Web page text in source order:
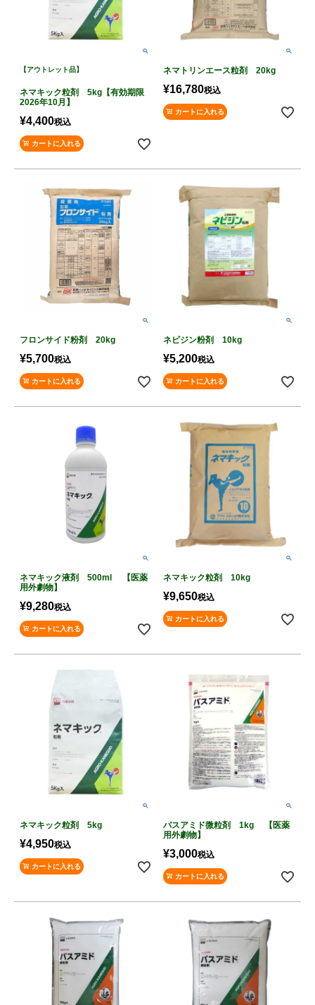
【アウトレット品】
ネマキック粒剤 5kg【有効期限
2026年10月】
¥4,400税込
カートに入れる
ネマトリンエース粒剤 20kg
¥16,780税込
カートに入れる
フロンサイド粉剤 20kg
¥5,700税込
カートに入れる
ネビジン粉剤 10kg
¥5,200税込
カートに入れる
ネマキック液剤 500ml 【医薬
用外劇物】
¥9,280税込
カートに入れる
ネマキック粒剤 10kg
¥9,650税込
カートに入れる
ネマキック粒剤 5kg
¥4,950税込
カートに入れる
バスアミド微粒剤 1kg 【医薬
用外劇物】
¥3,000税込
カートに入れる